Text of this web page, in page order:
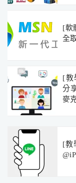
[軟
全
[教
分
麥
[教